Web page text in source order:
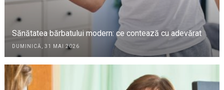
Sănătatea bărbatului modern: ce contează cu adevărat
DUMINICĂ, 31 MAI 2026